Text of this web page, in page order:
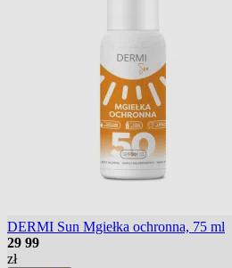
DERMI Sun Mgiełka ochronna, 75 ml
29 99
zł